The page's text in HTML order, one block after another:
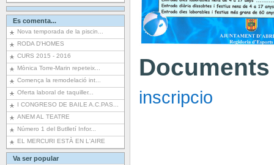
Es comenta...
Nova temporada de la piscin...
RODA D'HOMES
CURS 2015 - 2016
Mònica Torre-Marin repeteix...
Comença la remodelació int...
Oferta laboral de taquiller...
I CONGRESO DE BAILE A.C.PAS...
ANEM AL TEATRE
Número 1 del Butlletí Infor...
EL MERCURI ESTÀ EN L'AIRE
Va ser popular
inscripcio